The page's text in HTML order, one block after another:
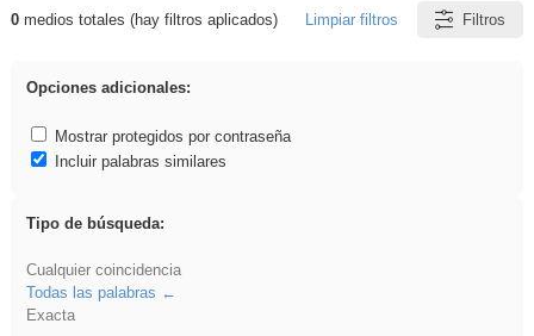
Resultados de: EducaMadrid
0medios totales (hay filtros aplicados) Limpiar filtros Filtros
Opciones adicionales:
Mostrar protegidos por contraseña
Incluir palabras similares
Tipo de búsqueda:
Cualquier coincidencia
Todas las palabras
Exacta